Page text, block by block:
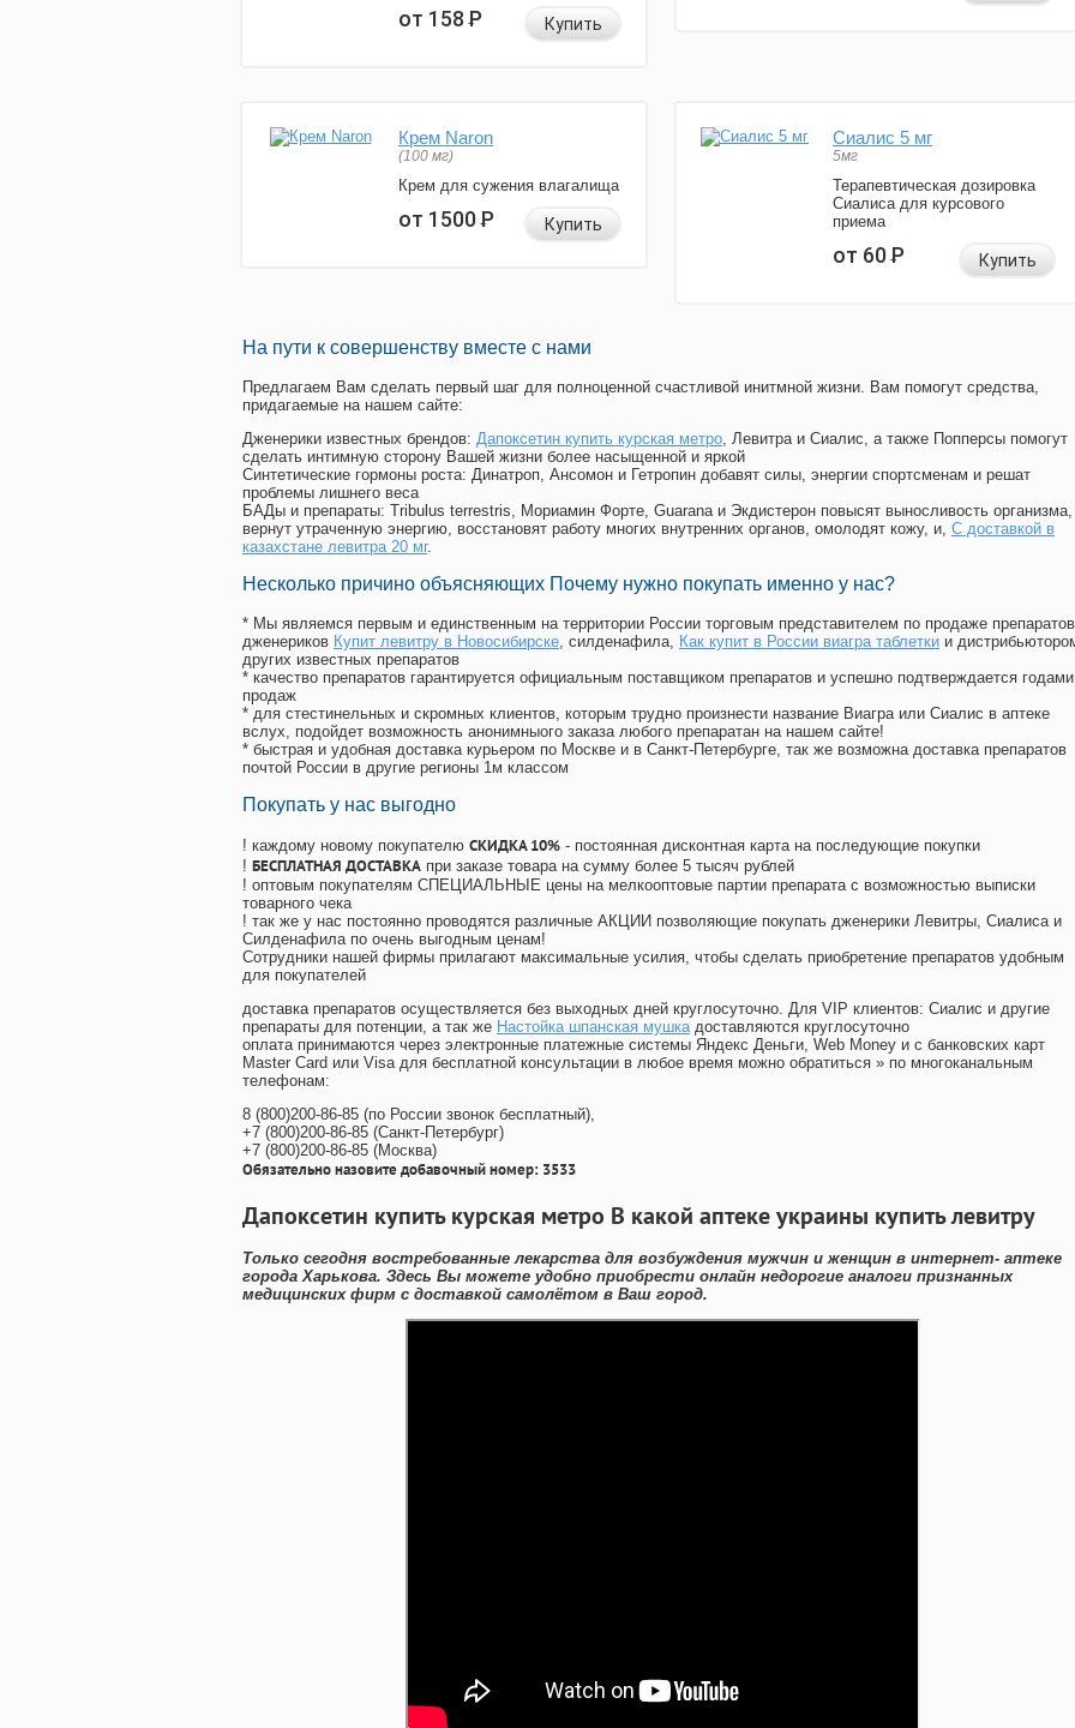
от 158Р Купить
Крем Naron
(100 мг)
Крем для сужения влагалища
от 1500Р Купить
Сиалис 5 мг
5мг
Терапевтическая дозировка
Сиалиса для курсового
приема
от 60Р Купить
На пути к совершенству вместе с нами
Предлагаем Вам сделать первый шаг для полноценной счастливой инитмной жизни. Вам помогут средства,
придагаемые на нашем сайте:
Дженерики известных брендов: Дапоксетин купить курская метро, Левитра и Сиалис, а также Попперсы помогут
сделать интимную сторону Вашей жизни более насыщенной и яркой
Синтетические гормоны роста: Динатроп, Ансомон и Гетропин добавят силы, энергии спортсменам и решат
проблемы лишнего веса
БАДы и препараты: Tribulus terrestris, Мориамин Форте, Guarana и Экдистерон повысят выносливость организма,
вернут утраченную энергию, восстановят работу многих внутренних органов, омолодят кожу, и, С доставкой в
казахстане левитра 20 мг.
Несколько причино объясняющих Почему нужно покупать именно у нас?
* Мы являемся первым и единственным на территории России торговым представителем по продаже препаратов
дженериков Купит левитру в Новосибирске, силденафила, Как купит в России виагра таблетки и
других известных препаратов
* качество препаратов гарантируется официальным поставщиком препаратов и успешно подтверждается годами
продаж
* для стестинельных и скромных клиентов, которым трудно произнести название Виагра или Сиалис в аптеке
вслух, подойдет возможность анонимныого заказа любого препаратан на нашем сайте!
* быстрая и удобная доставка курьером по Москве и в Санкт-Петербурге, так же возможна доставка препаратов
почтой России в другие регионы 1м классом
Покупать у нас выгодно
! каждому новому покупателю СКИДКА 10% - постоянная дисконтная карта на последующие покупки
! БЕСПЛАТНАЯ ДОСТАВКА при заказе товара на сумму более 5 тысяч рублей
! оптовым покупателям СПЕЦИАЛЬНЫЕ цены на мелкооптовые партии препарата с возможностью выписки
товарного чека
! так же у нас постоянно проводятся различные АКЦИИ позволяющие покупать дженерики Левитры, Сиалиса и
Силденафила по очень выгодным ценам!
Cотрудники нашей фирмы прилагают максимальные усилия, чтобы сделать приобретение препаратов удобным
для покупателей
доставка препаратов осуществляется без выходных дней круглосуточно. Для VIP клиентов: Сиалис и другие
препараты для потенции, а так же Настойка шпанская мушкадоставляются круглосуточно
оплата принимаются через электронные платежные системы Яндекс Деньги, Web Money и с банковских карт
Master Card или Visa для бесплатной консультации в любое время можно обратиться » по многоканальным
телефонам:
8 (800)200-86-85 (по России звонок бесплатный),
+7 (800)200-86-85 (Санкт-Петербург)
+7 (800)200-86-85 (Москва)
Обязательно назовите добавочный номер: 3533
Дапоксетин купить курская метро В какой аптеке украины купить левитру
Только сегодня востребованные лекарства для возбуждения мужчин и женщин в интернет- аптеке
города Харькова. Здесь Вы можете удобно приобрести онлайн недорогие аналоги признанных
медицинских фирм с доставкой самолётом в Ваш город.